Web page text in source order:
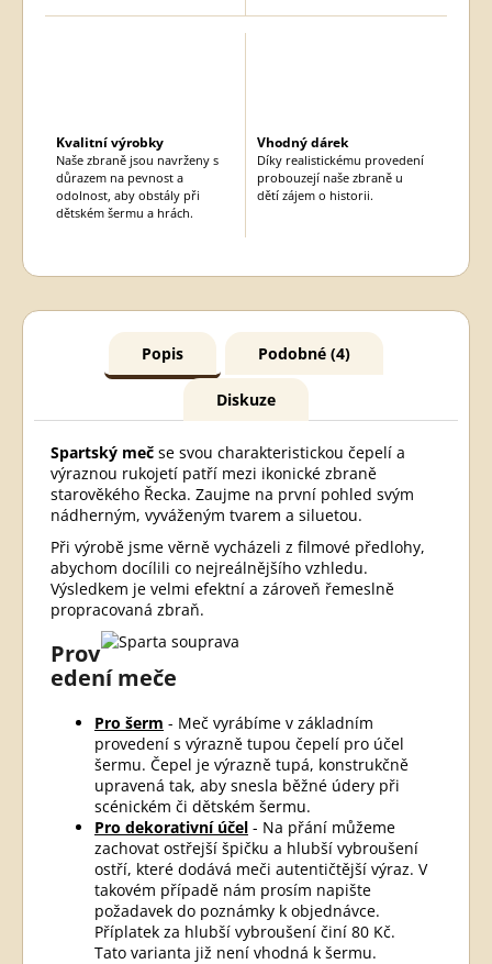
Kvalitní výrobky
Naše zbraně jsou navrženy s
důrazem na pevnost a
odolnost, aby obstály při
dětském šermu a hrách.
Vhodný dárek
Díky realistickému provedení
probouzejí naše zbraně u
dětí zájem o historii.
Popis Podobné (4)
Diskuze
Spartský meč se svou charakteristickou čepelí a
výraznou rukojetí patří mezi ikonické zbraně
starověkého Řecka. Zaujme na první pohled svým
nádherným, vyváženým tvarem a siluetou.
Při výrobě jsme věrně vycházeli z filmové předlohy,
abychom docílili co nejreálnějšího vzhledu.
Výsledkem je velmi efektní a zároveň řemeslně
propracovaná zbraň.
Prov
edení meče
Pro šerm - Meč vyrábíme v základním
provedení s výrazně tupou čepelí pro účel
šermu. Čepel je výrazně tupá, konstrukčně
upravená tak, aby snesla běžné údery při
scénickém či dětském šermu.
Pro dekorativní účel - Na přání můžeme
zachovat ostřejší špičku a hlubší vybroušení
ostří, které dodává meči autentičtější výraz. V
takovém případě nám prosím napište
požadavek do poznámky k objednávce.
Příplatek za hlubší vybroušení činí 80 Kč.
Tato varianta již není vhodná k šermu.